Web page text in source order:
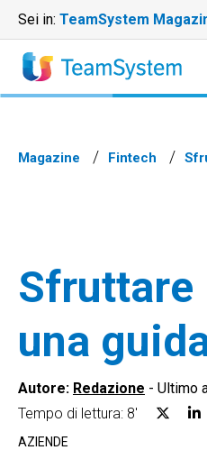
Sei in: TeamSystem
Magazine Fintech
Sfruttare
una
Autore: Redazione - Ultimo
Tempo di lettura: 8'
AZIENDE